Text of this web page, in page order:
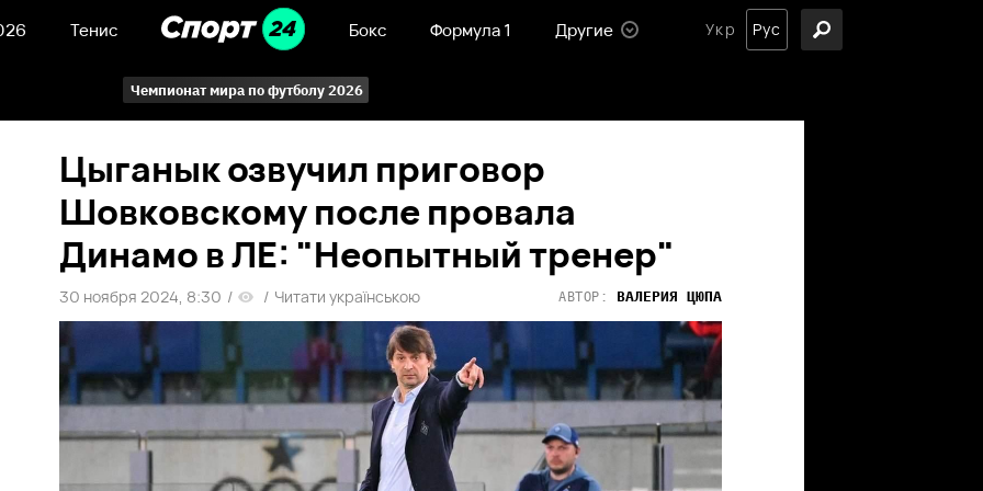
Тенис Бокс Формула 1 Другие Укр Рус
Чемпионат мира по футболу 2026
Цыганык озвучил приговор
Шовковскому после провала
Динамо в ЛЕ: "Неопытный тренер"
30 ноября 2024, 8:30 / / Читати українською АВТОР: ВАЛЕРИЯ ЦЮПА